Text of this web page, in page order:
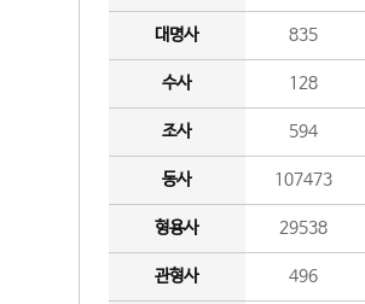
대명사 835
수사 128
조사 594
동사 107473
형용사 29538
관형사 496